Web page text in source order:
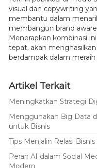
visual dan copywriting
membantu dalam
membangun brand
Menerapkan kombinasi
tepat, akan
berdampak dalam
Artikel Terkait
Meningkatkan Strategi
Menggunakan Big Data
untuk Bisnis
Tips Menjalin Relasi
Peran AI dalam Social
Modern